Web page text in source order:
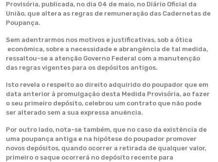
Provisória, publicada, no dia 04 de maio, no Diário Oficial da
União, que altera as regras de remuneração das Cadernetas de
Poupança.
Sem adentrarmos nos motivos e justificativas, sob a ótica
econômica, sobre a necessidade e abrangência de tal medida,
ressaltou-se a atenção Governo Federal com a manutenção
das regras vigentes para os depósitos antigos.
Isto revela o respeito ao direito adquirido do poupador que em
data anterior à promulgação desta Medida Provisória, ao fazer
o seu primeiro depósito, celebrou um contrato que não pode
ser alterado sem a sua expressa anuência.
Por outro lado, nota-se também, que no caso da existência de
uma poupança antiga e na hipótese do poupador promover
novos depósitos, quando ocorrer a retirada de qualquer valor,
primeiro o saque ocorrerá no depósito recente para